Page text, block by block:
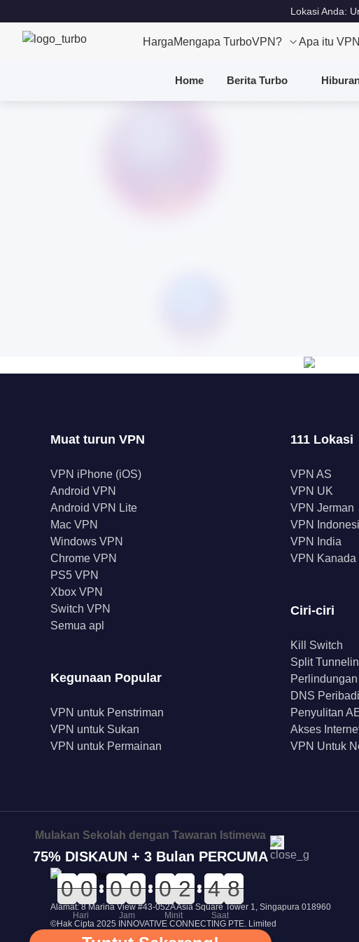
Lokasi Anda:
HargaMengapa TurboVPN? Apa itu
Home Berita Turbo
Muat turun VPN
VPN iPhone (iOS)
Android VPN
Android VPN Lite
Mac VPN
Windows VPN
Chrome VPN
PS5 VPN
Xbox VPN
Switch VPN
Semua apl
Kegunaan Popular
VPN untuk Penstriman
VPN untuk Sukan
VPN untuk Permainan
111 Lokasi
VPN AS
VPN UK
VPN Jerman
VPN
VPN India
VPN Kanada
Ciri-ciri
Kill Switch
Split
DNS Peribadi
Penyulitan
Akses
VPN Untuk
Alamat: 8 Marina View #43-052A Asia Square Tower 1, Singapura 018960
©Hak Cipta 2025 INNOVATIVE CONNECTING PTE. Limited
Mulakan Sekolah dengan Tawaran Istimewa
75% DISKAUN + 3 Bulan PERCUMA
0
0
0
0 0
0
0
0 0
0
0
0 0
0
0
0 0
0
0
0 0
0
2
2 5
5
4
4 8
8
7
Hari Jam Minit Saat